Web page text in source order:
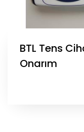
BTL Tens
Onarım